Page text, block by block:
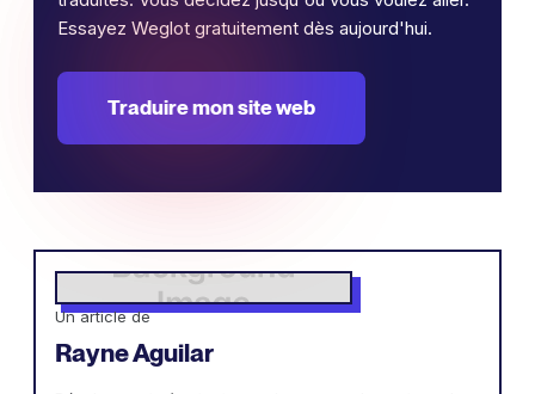
Essayez Weglot gratuitement dès aujourd'hui.
Traduire mon site web
Un article de
Rayne Aguilar